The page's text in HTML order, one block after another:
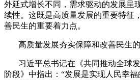
外延式增长不同，需求驱动的发展呈
续性。这既是高质量发展的重要特征
善民生的重要着力点。
高质量发展夯实保障和改善民生
习近平总书记在《共同推动全球
阶段》中指出：“发展是实现人民幸